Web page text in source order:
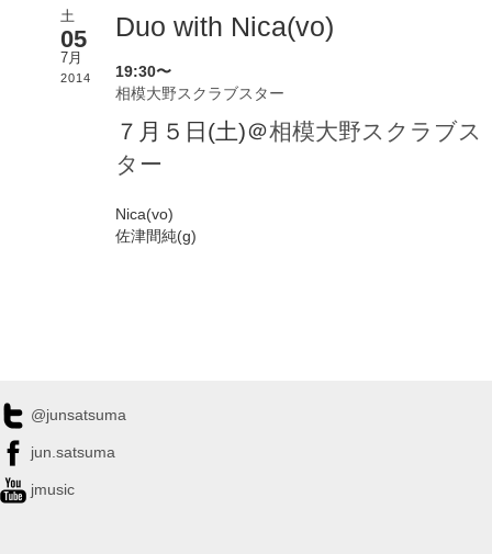
Online Lesson
土
05
7月
2014
Duo with Nica(vo)
19:30〜
相模大野スクラブスター
７月５日(土)＠相模大野スクラブス
ター
Nica(vo)
佐津間純(g)
@junsatsuma
jun.satsuma
jmusic